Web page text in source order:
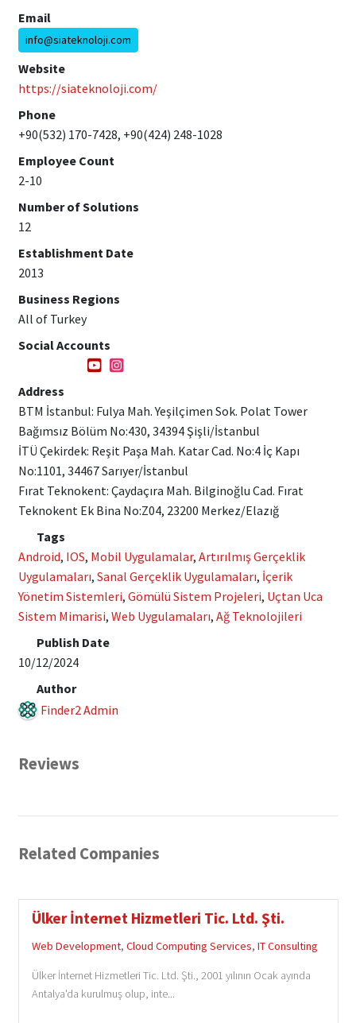
Email
info@siateknoloji.com
Website
https://siateknoloji.com/
Phone
+90(532) 170-7428, +90(424) 248-1028
Employee Count
2-10
Number of Solutions
12
Establishment Date
2013
Business Regions
All of Turkey
Social Accounts
Address
BTM İstanbul: Fulya Mah. Yeşilçimen Sok. Polat Tower
Bağımsız Bölüm No:430, 34394 Şişli/İstanbul
İTÜ Çekirdek: Reşit Paşa Mah. Katar Cad. No:4 İç Kapı
No:1101, 34467 Sarıyer/İstanbul
Fırat Teknokent: Çaydaçıra Mah. Bilginoğlu Cad. Fırat
Teknokent Ek Bina No:Z04, 23200 Merkez/Elazığ
Tags
Android, IOS, Mobil Uygulamalar, Artırılmış Gerçeklik
Uygulamaları, Sanal Gerçeklik Uygulamaları, İçerik
Yönetim Sistemleri, Gömülü Sistem Projeleri, Uçtan Uca
Sistem Mimarisi, Web Uygulamaları, Ağ Teknolojileri
Publish Date
10/12/2024
Author
Finder2 Admin
Reviews
Related Companies
Ülker İnternet Hizmetleri Tic. Ltd. Şti.
Web Development, Cloud Computing Services, IT Consulting
Ülker İnternet Hizmetleri Tic. Ltd. Şti., 2001 yılının Ocak ayında
Antalya'da kurulmuş olup, inte...